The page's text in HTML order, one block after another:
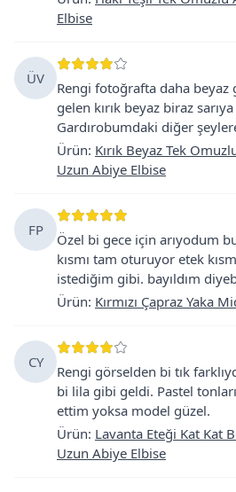
Elbise
ÜV
Rengi fotoğrafta daha
gelen kırık beyaz biraz
Gardırobumdaki diğer
Ürün: Kırık Beyaz Tek
Uzun Abiye Elbise
FP
Özel bi gece için arıyodum
kısmı tam oturuyor etek
istediğim gibi. bayıldım
Ürün: Kırmızı Çapraz Yaka
CY
Rengi görselden bi tık
bi lila gibi geldi. Pastel
ettim yoksa model güzel.
Ürün: Lavanta Eteği Kat Kat
Uzun Abiye Elbise